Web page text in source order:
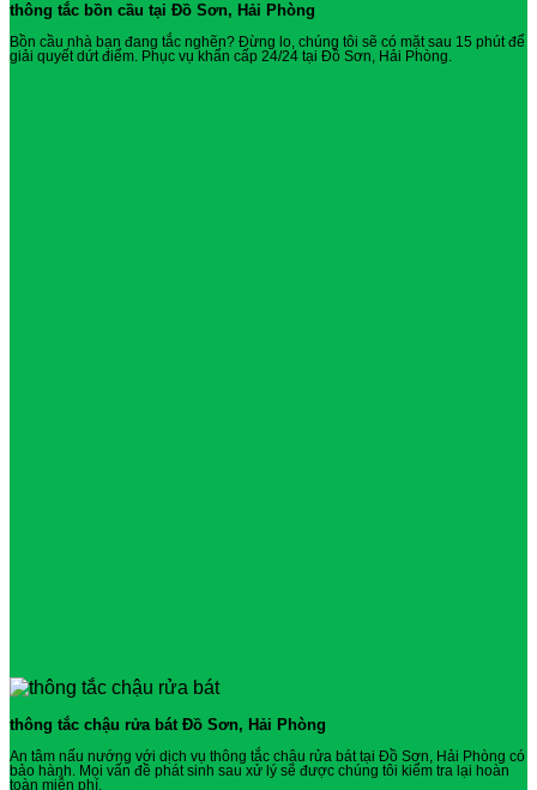
thông tắc bồn cầu tại Đồ Sơn, Hải Phòng
Bồn cầu nhà bạn đang tắc nghẽn? Đừng lo, chúng tôi sẽ có mặt sau 15 phút để
giải quyết dứt điểm. Phục vụ khẩn cấp 24/24 tại Đồ Sơn, Hải Phòng.
thông tắc chậu rửa bát Đồ Sơn, Hải Phòng
An tâm nấu nướng với dịch vụ thông tắc chậu rửa bát tại Đồ Sơn, Hải Phòng có
bảo hành. Mọi vấn đề phát sinh sau xử lý sẽ được chúng tôi kiểm tra lại hoàn
toàn miễn phí.